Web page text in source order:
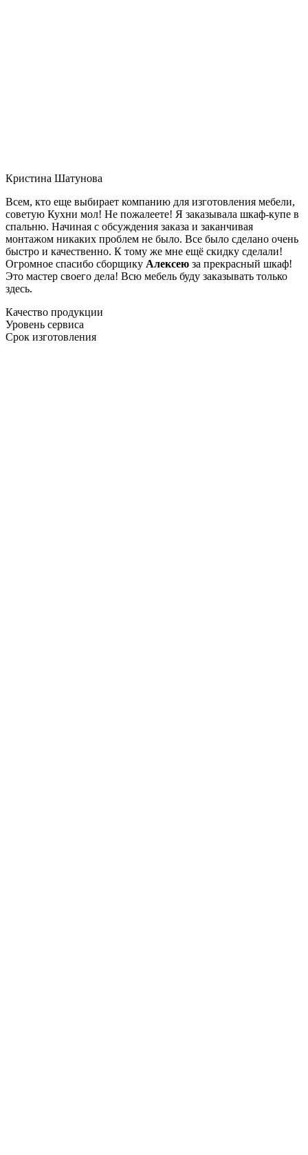
Кристина Шатунова
Всем, кто еще выбирает компанию для изготовления мебели,
советую Кухни мол! Не пожалеете! Я заказывала шкаф-купе в
спальню. Начиная с обсуждения заказа и заканчивая
монтажом никаких проблем не было. Все было сделано очень
быстро и качественно. К тому же мне ещё скидку сделали!
Огромное спасибо сборщику Алексею за прекрасный шкаф!
Это мастер своего дела! Всю мебель буду заказывать только
здесь.
Качество продукции
Уровень сервиса
Срок изготовления